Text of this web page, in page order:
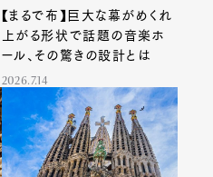
【まるで布】巨大な幕がめくれ
上がる形状で話題の音楽ホ
ール、その驚きの設計とは
2026.7.14